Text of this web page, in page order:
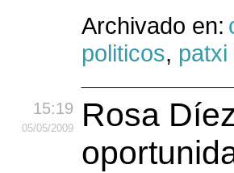
Archivado en:
politicos, patxi
15:19
05/05/2009
Rosa